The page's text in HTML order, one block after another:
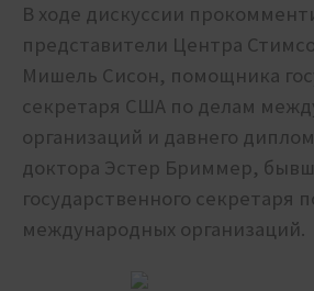
В ходе дискуссии
представители Центра
Мишель Сисон, помощника
секретаря США по делам
организаций и давнего
доктора Эстер Бриммер,
государственного секретаря
международных организаций.